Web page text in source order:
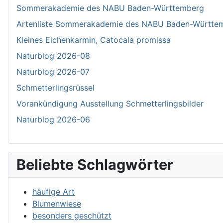
Sommerakademie des NABU Baden-Württemberg
Artenliste Sommerakademie des NABU Baden-
Kleines Eichenkarmin, Catocala promissa
Naturblog 2026-08
Naturblog 2026-07
Schmetterlingsrüssel
Vorankündigung Ausstellung Schmetterlingsbilder
Naturblog 2026-06
Beliebte Schlagwörter
häufige Art
Blumenwiese
besonders geschützt